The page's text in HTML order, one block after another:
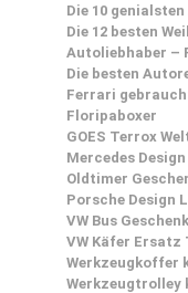
Die 10
Die 12 besten
Autoliebhaber –
Die besten
Ferrari
Floripaboxer
GOES Terrox
Mercedes
Oldtimer
Porsche Design
VW Bus
VW Käfer Ersatz
Werkzeugkoffer
Werkzeugtrolley